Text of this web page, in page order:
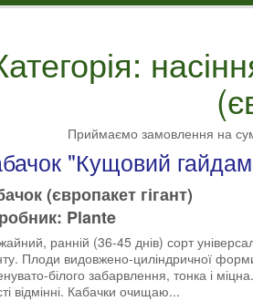
Приймаємо замовлення на
"Кущовий
(європакет гігант)
Plante
ранній (36-45 днів) сорт
Плоди видовжено-циліндричної
білого забарвлення, тонка і
відмінні. Кабачки очищаю...